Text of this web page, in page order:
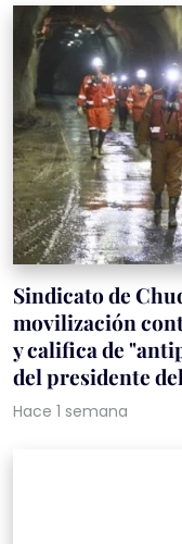
Sindicato de
movilización
y califica de
del presidente
Hace 1 semana